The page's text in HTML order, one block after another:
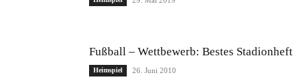
Fußball – Wettbewerb: Bestes Stadionheft
Heimspiel 26. Juni 2010